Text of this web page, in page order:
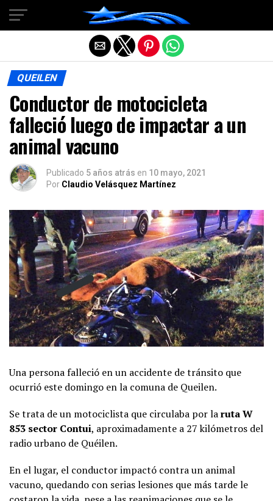
QUEILEN
Conductor de motocicleta
falleció luego de impactar a un
animal vacuno
Publicado 5 años atrás en 10 mayo, 2021
Por Claudio Velásquez Martínez
Una persona falleció en un accidente de tránsito que
ocurrió este domingo en la comuna de Queilen.
Se trata de un motociclista que circulaba por laruta W
853 sector Contui, aproximadamente a 27 kilómetros del
radio urbano de Quéilen.
En el lugar, el conductor impactó contra un animal
vacuno, quedando con serias lesiones que más tarde le
Salir de la versión móvil